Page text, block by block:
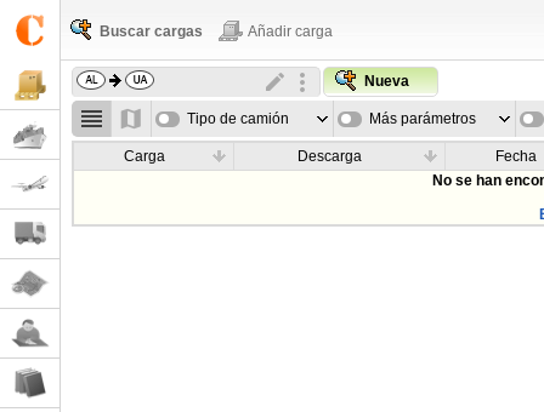
Buscar cargas Añadir carga
Nueva
Tipo de camión Más parámetros
Carga Descarga
Fecha
No se han